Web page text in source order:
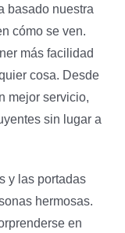
basado nuestra
cómo se ven.
más facilidad
cosa. Desde
mejor servicio,
sin lugar a
y las portadas
hermosas.
en